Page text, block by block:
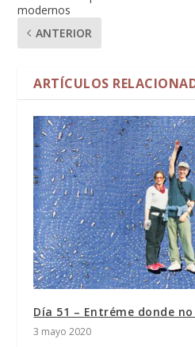
modernos
ANTERIOR
ARTÍCULOS
Día 51 – Entréme donde
3 mayo 2020